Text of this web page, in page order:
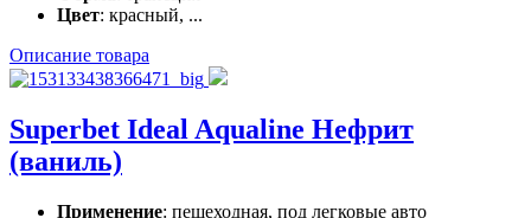
Цвет: красный, ...
Описание товара
Superbet Ideal Aqualine Нефрит
(ваниль)
Применение: пешеходная, под легковые авто